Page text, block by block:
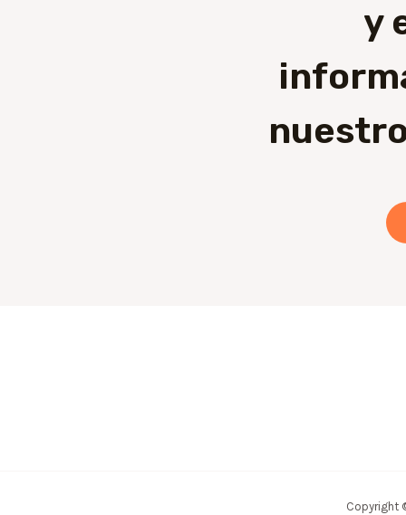
y
Copyright